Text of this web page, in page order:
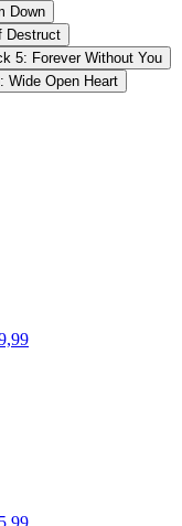
Down
Destruct
5: Forever Without You
Wide Open Heart